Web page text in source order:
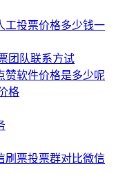
工投票价格多少钱一
团队联系方试
赞软件价格是多少呢
格
刷票投票群对比微信